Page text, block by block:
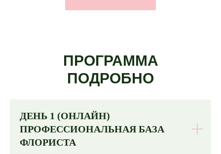
ПРОГРАММА
ПОДРОБНО
ДЕНЬ 1 (ОНЛАЙН)
ПРОФЕССИОНАЛЬНАЯ БАЗА
ФЛОРИСТА